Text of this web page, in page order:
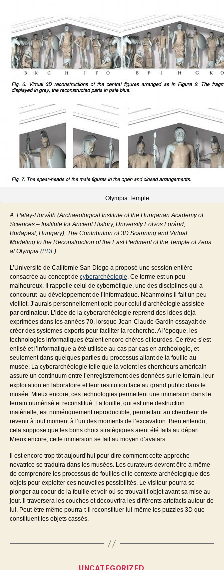
Olympia Temple
A. Patay-Horváth (Archaeological Institute of the Hungarian Academy of
Sciences – Institute for Ancient History, University Eötvös Loránd,
Budapest, Hungary), The Contribution of 3D Scanning and Virtual
Modeling to the Reconstruction of the East Pediment of the Temple of Zeus
at Olympia (PDF)
L’Université de Californie San Diego a proposé une session entière
consacrée au concept de cyberarchéologie. Ce terme est un peu
malheureux. Il rappelle celui de cybernétique, une des disciplines qui a
concourut au développement de l’informatique. Néanmoins il fait un peu
vieillot. J’aurais personnellement opté pour celui d’archéologie assistée
par ordinateur. L’idée de la cyberarchéologie reprend des idées déjà
exprimées dans les années 70, lorsque Jean-Claude Gardin essayait de
créer des systèmes-experts pour faciliter la recherche. A l’époque, les
technologies informatiques étaient encore chères et lourdes. Ce rêve s’est
enlisé et l’informatique a été utilisée au cas par cas en archéologie, et
seulement dans quelques parties du processus allant de la fouille au
musée. La cyberarchéologie telle que la voient les chercheurs américain
assure un continuum entre l’enregistrement des données sur le terrain, leur
exploitation en laboratoire et leur restitution face au grand public dans le
musée. Mieux encore, ces technologies permettent une immersion dans le
terrain numérisé et reconstitué. La fouille, qui est une destruction
matérielle, est numériquement reproductible, permettant au chercheur de
revenir à tout moment à l’un des moments de l’excavation. Bien entendu,
cela suppose que les bons choix stratégiques aient été faits au départ.
Mieux encore, cette immersion se fait au moyen d’avatars.
Il est encore trop tôt aujourd’hui pour dire comment cette approche
novatrice se traduira dans les musées. Les curateurs devront être à même
de comprendre les processus de fouilles et le contexte archéologique des
objets pour exploiter ces nouvelles possibilités. Le visiteur pourra se
plonger au coeur de la fouille et voir où se trouvait l’objet avant sa mise au
jour. Il traversera les couches et découvrira les différents artefacts autour de
lui. Peut-être même pourra-t-il reconstituer lui-même les puzzles 3D que
constituent les objets cassés.
Catégories